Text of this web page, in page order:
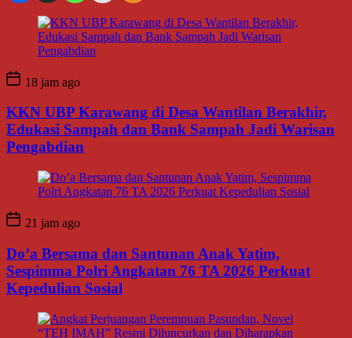
18 jam ago
KKN UBP Karawang di Desa Wantilan Berakhir,
Edukasi Sampah dan Bank Sampah Jadi Warisan
Pengabdian
21 jam ago
Do’a Bersama dan Santunan Anak Yatim,
Sespimma Polri Angkatan 76 TA 2026 Perkuat
Kepedulian Sosial